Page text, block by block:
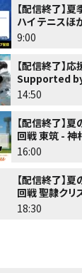
【配信終了】
ハイ テニスほ
9:00
【配信終了】
Supported
14:50
【配信終了】
回戦 東筑 - 神
16:00
【配信終了】
回戦 聖隷クリ
佐野日大
18:30